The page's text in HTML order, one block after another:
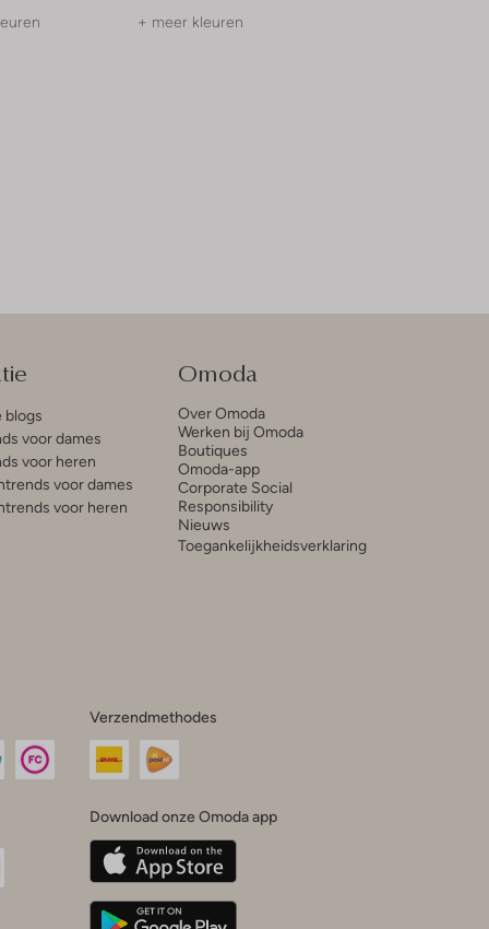
+ meer kleuren
blogs
voor dames
voor heren
voor dames
voor heren
Omoda
Over Omoda
Werken bij Omoda
Boutiques
Omoda-app
Corporate Social
Responsibility
Nieuws
Toegankelijkheidsverklaring
Verzendmethodes
Download onze Omoda app